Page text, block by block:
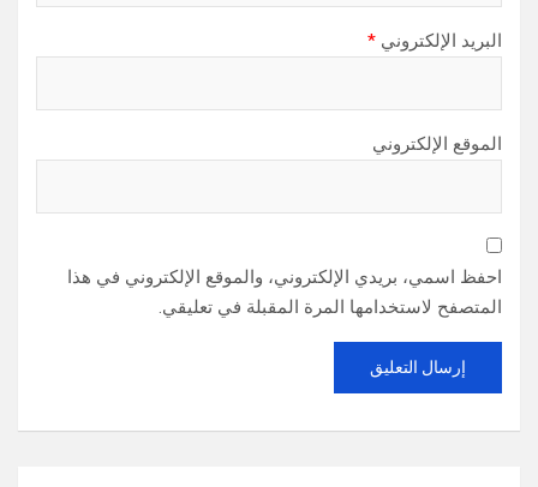
البريد الإلكتروني *
الموقع الإلكتروني
احفظ اسمي، بريدي الإلكتروني، والموقع الإلكتروني في هذا
المتصفح لاستخدامها المرة المقبلة في تعليقي.